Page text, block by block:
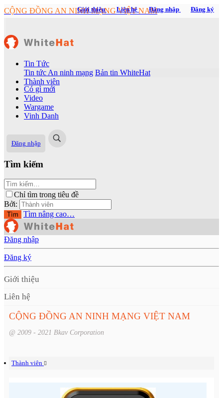
Giới thiệu Liên hệ Đăng nhập Đăng ký
CỘNG ĐỒNG AN NINH MẠNG VIỆT NAM
Tin Tức
Tin tức An ninh mạng Bản tin WhiteHat
Thành viên
Có gì mới
Video
Wargame
Vinh Danh
Đăng nhập
Tìm kiếm
Chỉ tìm trong tiêu đề
Bởi:
Tìm Tìm nâng cao…
Đăng nhập
Đăng ký
Giới thiệu
Liên hệ
CỘNG ĐỒNG AN NINH MẠNG VIỆT NAM
@ 2009 - 2021 Bkav Corporation
Thành viên